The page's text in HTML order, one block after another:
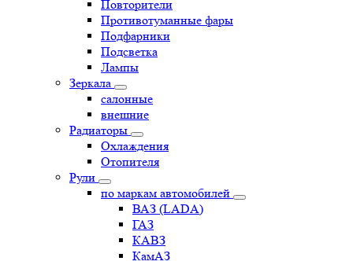
Повторители
Противотуманные фары
Подфарники
Подсветка
Лампы
Зеркала
салонные
внешние
Радиаторы
Охлаждения
Отопителя
Рули
по маркам автомобилей
ВАЗ (LADA)
ГАЗ
КАВЗ
КамАЗ